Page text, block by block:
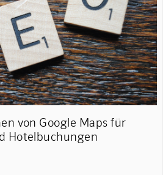
von Google Maps für
Hotelbuchungen